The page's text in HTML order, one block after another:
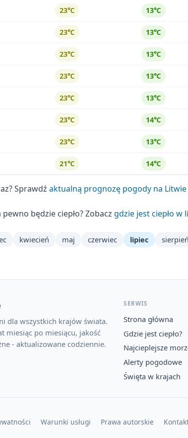
23℃ 13℃
23℃ 13℃
23℃ 13℃
23℃ 13℃
23℃ 13℃
23℃ 14℃
23℃ 13℃
21℃ 14℃
Sprawdź aktualną prognozę pogody na Litwie
będzie ciepło? Zobacz gdzie jest ciepło w
kwiecień maj czerwiec lipiec sierpień
dla wszystkich krajów świata.
miesiąc po miesiącu, jakość
- aktualizowane codziennie.
SERWIS
Strona główna
Gdzie jest ciepło?
Najcieplejsze
Alerty pogodowe
Święta w krajach
Warunki usługi Prawa autorskie